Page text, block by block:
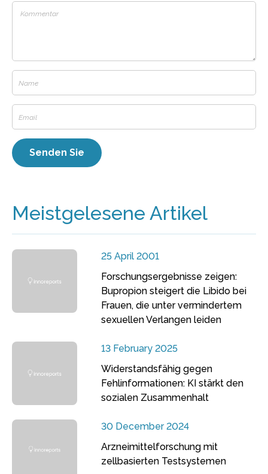
Meistgelesene Artikel
25 April 2001
Forschungsergebnisse zeigen:
Bupropion steigert die Libido bei
Frauen, die unter vermindertem
sexuellen Verlangen leiden
13 February 2025
Widerstandsfähig gegen
Fehlinformationen: KI stärkt den
sozialen Zusammenhalt
30 December 2024
Arzneimittelforschung mit
zellbasierten Testsystemen